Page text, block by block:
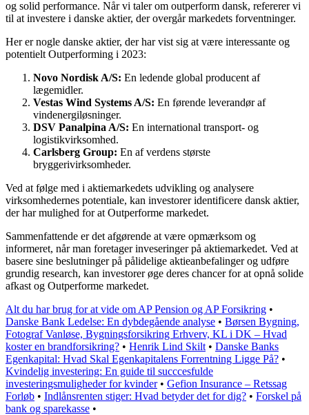
og solid performance. Når vi taler om outperform dansk, refererer vi
til at investere i danske aktier, der overgår markedets forventninger.
Her er nogle danske aktier, der har vist sig at være interessante og
potentielt Outperforming i 2023:
Novo Nordisk A/S: En ledende global producent af
lægemidler.
Vestas Wind Systems A/S: En førende leverandør af
vindenergiløsninger.
DSV Panalpina A/S: En international transport- og
logistikvirksomhed.
Carlsberg Group: En af verdens største
bryggerivirksomheder.
Ved at følge med i aktiemarkedets udvikling og analysere
virksomhedernes potentiale, kan investorer identificere dansk aktier,
der har mulighed for at Outperforme markedet.
Sammenfattende er det afgørende at være opmærksom og
informeret, når man foretager inveseringer på aktiemarkedet. Ved at
basere sine beslutninger på pålidelige aktieanbefalinger og udføre
grundig research, kan investorer øge deres chancer for at opnå solide
afkast og Outperforme markedet.
Alt du har brug for at vide om AP Pension og AP Forsikring •
Danske Bank Ledelse: En dybdegående analyse • Børsen Bygning,
Fotograf Vanløse, Bygningsforsikring Erhverv, KL i DK – Hvad
koster en brandforsikring? • Henrik Lind Skilt • Danske Banks
Egenkapital: Hvad Skal Egenkapitalens Forrentning Ligge På? •
Kvindelig investering: En guide til succcesfulde
investeringsmuligheder for kvinder• Gefion Insurance – Retssag
Forløb • Indlånsrenten stiger: Hvad betyder det for dig? • Forskel på
bank og sparekasse •